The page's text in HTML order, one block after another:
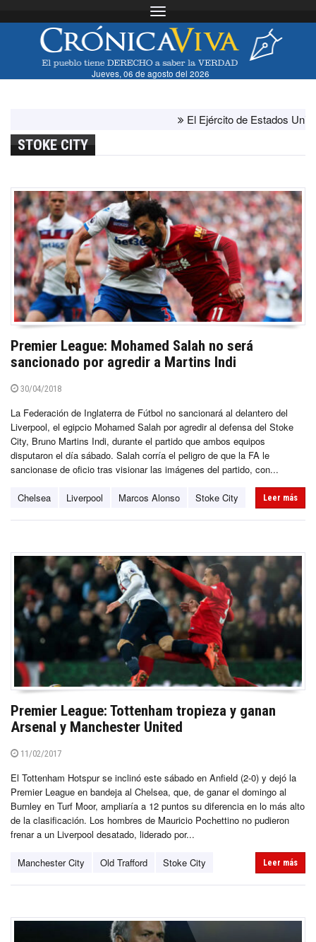
Toggle navigation
Jueves, 06 de agosto del 2026
El Ejército de Estados Unidos
STOKE CITY
Premier League: Mohamed Salah no será
sancionado por agredir a Martins Indi
30/04/2018
La Federación de Inglaterra de Fútbol no sancionará al delantero del
Liverpool, el egipcio Mohamed Salah por agredir al defensa del Stoke
City, Bruno Martins Indi, durante el partido que ambos equipos
disputaron el día sábado. Salah corría el peligro de que la FA le
sancionase de oficio tras visionar las imágenes del partido, con...
Chelsea Liverpool Marcos Alonso Stoke City Leer más
Premier League: Tottenham tropieza y ganan
Arsenal y Manchester United
11/02/2017
El Tottenham Hotspur se inclinó este sábado en Anfield (2-0) y dejó la
Premier League en bandeja al Chelsea, que, de ganar el domingo al
Burnley en Turf Moor, ampliaría a 12 puntos su diferencia en lo más alto
de la clasificación. Los hombres de Mauricio Pochettino no pudieron
frenar a un Liverpool desatado, liderado por...
Manchester City Old Trafford Stoke City Leer más